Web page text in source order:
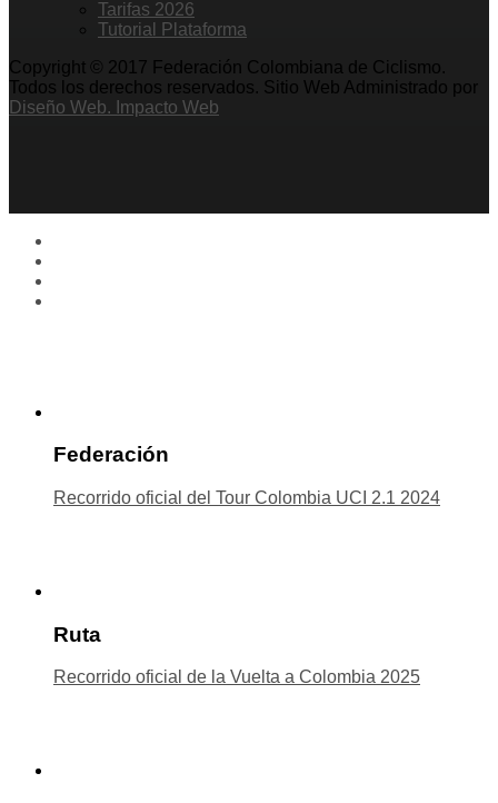
Tarifas 2026
Tutorial Plataforma
Copyright © 2017 Federación Colombiana de Ciclismo.
Todos los derechos reservados. Sitio Web Administrado por
Diseño Web. Impacto Web
Federación
Recorrido oficial del Tour Colombia UCI 2.1 2024
Ruta
Recorrido oficial de la Vuelta a Colombia 2025